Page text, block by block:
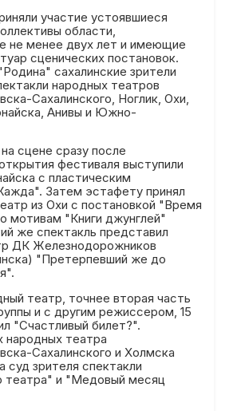
участие устоявшиеся
области,
не менее двух лет и имеющие
сценических постановок.
сахалинские зрители
народных театров
Сахалинского, Ноглик, Охи,
Анивы и Южно-
сцене сразу после
фестиваля выступили
с пластическим
Затем эстафету принял
из Охи с постановкой "Время
мотивам "Книги джунглей"
же спектакль представил
ДК Железнодорожников
"Претерпевший же до
театр, точнее вторая часть
и с другим режиссером, 15
"Счастливый билет?".
народных театра
Сахалинского и Холмска
суд зрителя спектакли
театра" и "Медовый месяц